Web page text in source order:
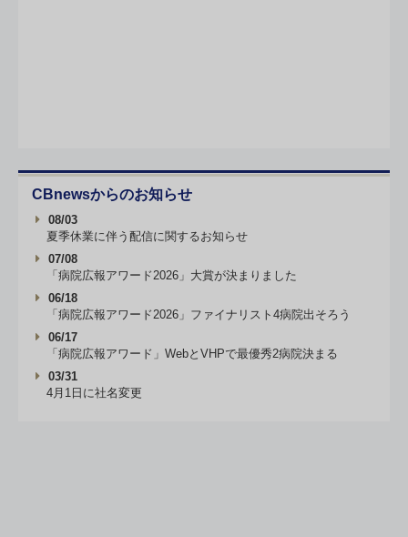
CBnewsからのお知らせ
08/03
夏季休業に伴う配信に関するお知らせ
07/08
「病院広報アワード2026」大賞が決まりました
06/18
「病院広報アワード2026」ファイナリスト4病院出そろう
06/17
「病院広報アワード」WebとVHPで最優秀2病院決まる
03/31
4月1日に社名変更